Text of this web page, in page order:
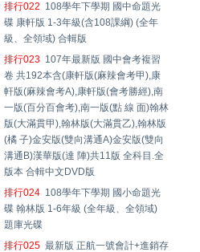
排行022 108學年下學期 國中命題光
碟 康軒版 1-3年級(含108課綱) (全年
級、全領域) 合輯版
排行023 107年最新版 國中會考複習
卷 共192本含(康軒版(麻辣會考甲),康
軒版(麻辣會考A),康軒版(會考勝經),南
一版(百分百會考),南一版(點 線 面)翰林
版(大滿貫甲),翰林版(大滿貫乙),翰林版
(橘 子)金安版(雙向溝通A)金安版(雙向
溝通B)漢華版(達 陣)共11版 全科目.全
版本 合輯中文DVD版
排行024 108學年下學期 國小命題光
碟 翰林版 1-6年級 (全年級、全領域)
題庫光碟
排行025 最新版 正航一號會計+進銷存